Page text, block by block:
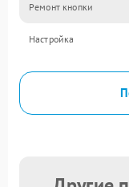
Ремонт кнопки
Настройка